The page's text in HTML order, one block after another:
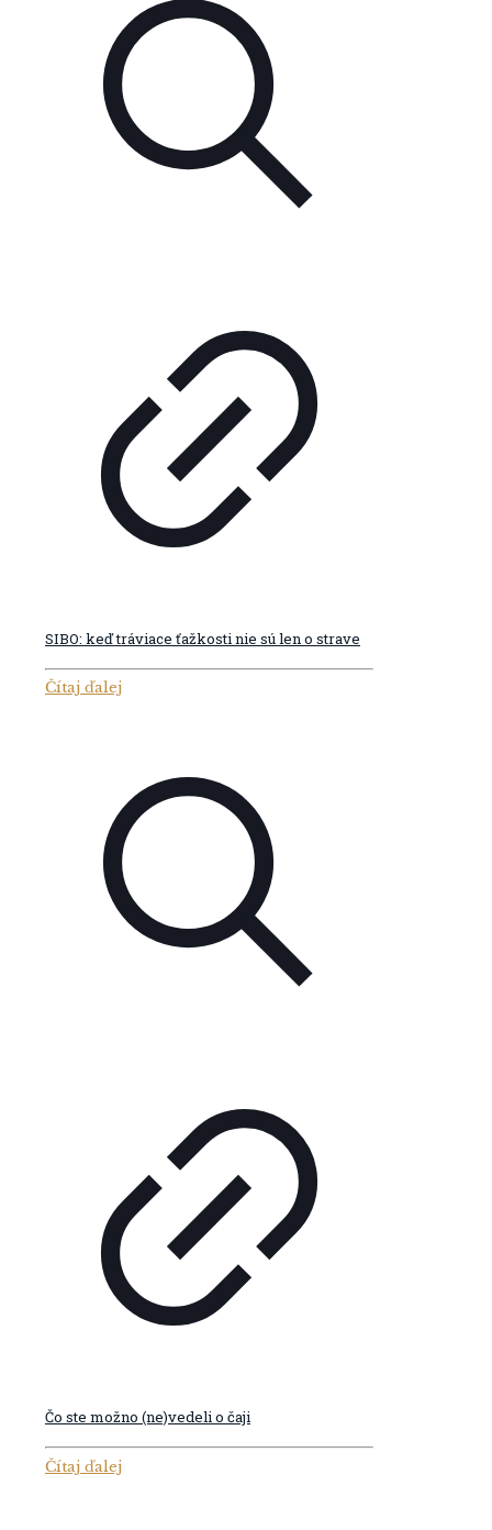
SIBO: keď tráviace ťažkosti nie sú len o strave
Čítaj ďalej
Čo ste možno (ne)vedeli o čaji
Čítaj ďalej